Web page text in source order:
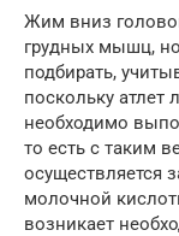
Жим вниз
грудных мышц, но
подбирать,
поскольку атлет
необходимо
то есть с таким
осуществляется
молочной
возникает